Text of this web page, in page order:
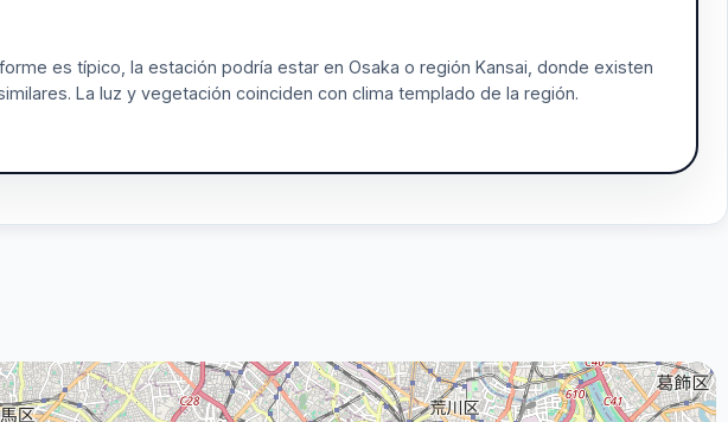
es típico, la estación podría estar en Osaka o región Kansai, donde existen
La luz y vegetación coinciden con clima templado de la región.